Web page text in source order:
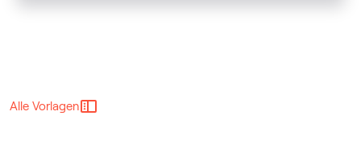
Alle Vorlagen